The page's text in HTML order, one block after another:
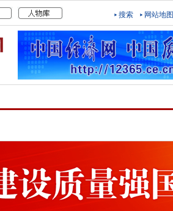
搜索 网站地